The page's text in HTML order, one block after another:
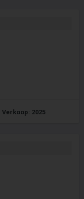
Verkoop: 2025